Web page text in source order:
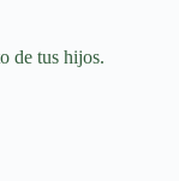
de tus hijos.